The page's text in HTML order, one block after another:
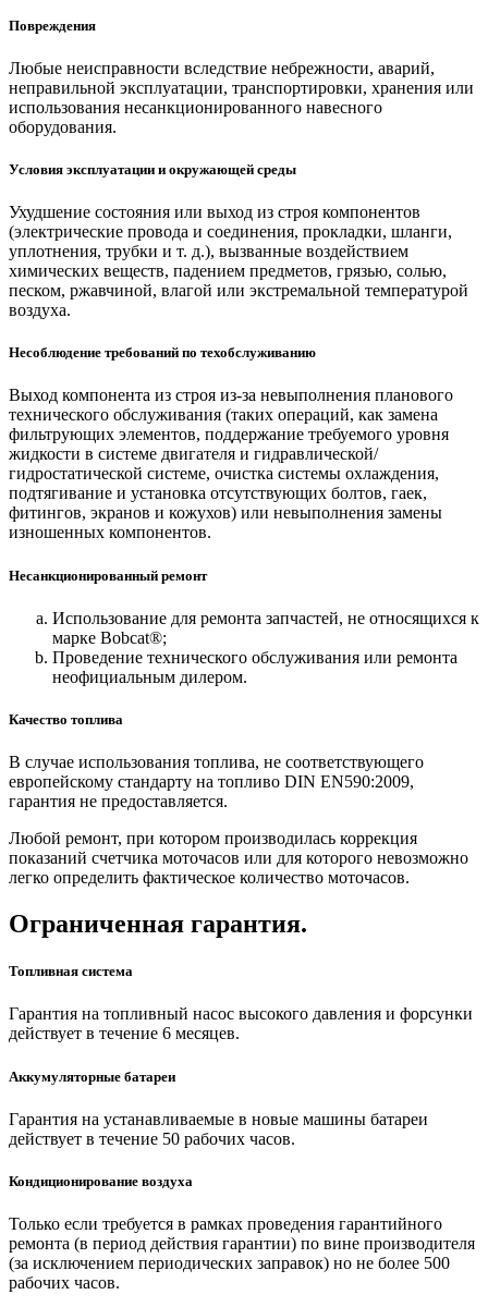
Повреждения
Любые неисправности вследствие небрежности, аварий,
неправильной эксплуатации, транспортировки, хранения или
использования несанкционированного навесного
оборудования.
Условия эксплуатации и окружающей среды
Ухудшение состояния или выход из строя компонентов
(электрические провода и соединения, прокладки, шланги,
уплотнения, трубки и т. д.), вызванные воздействием
химических веществ, падением предметов, грязью, солью,
песком, ржавчиной, влагой или экстремальной температурой
воздуха.
Несоблюдение требований по техобслуживанию
Выход компонента из строя из-за невыполнения планового
технического обслуживания (таких операций, как замена
фильтрующих элементов, поддержание требуемого уровня
жидкости в системе двигателя и гидравлической/
гидростатической системе, очистка системы охлаждения,
подтягивание и установка отсутствующих болтов, гаек,
фитингов, экранов и кожухов) или невыполнения замены
изношенных компонентов.
Несанкционированный ремонт
Использование для ремонта запчастей, не относящихся к
марке Bobcat®;
Проведение технического обслуживания или ремонта
неофициальным дилером.
Качество топлива
В случае использования топлива, не соответствующего
европейскому стандарту на топливо DIN EN590:2009,
гарантия не предоставляется.
Любой ремонт, при котором производилась коррекция
показаний счетчика моточасов или для которого невозможно
легко определить фактическое количество моточасов.
Ограниченная гарантия.
Топливная система
Гарантия на топливный насос высокого давления и форсунки
действует в течение 6 месяцев.
Аккумуляторные батареи
Гарантия на устанавливаемые в новые машины батареи
действует в течение 50 рабочих часов.
Кондиционирование воздуха
Только если требуется в рамках проведения гарантийного
ремонта (в период действия гарантии) по вине производителя
(за исключением периодических заправок) но не более 500
рабочих часов.